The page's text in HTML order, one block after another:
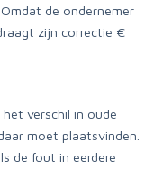
de ondernemer
zijn correctie €
verschil in oude
moet plaatsvinden.
de fout in eerdere